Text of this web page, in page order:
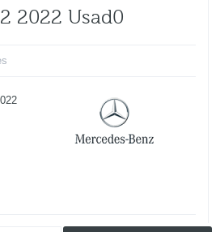
2022 Usad0